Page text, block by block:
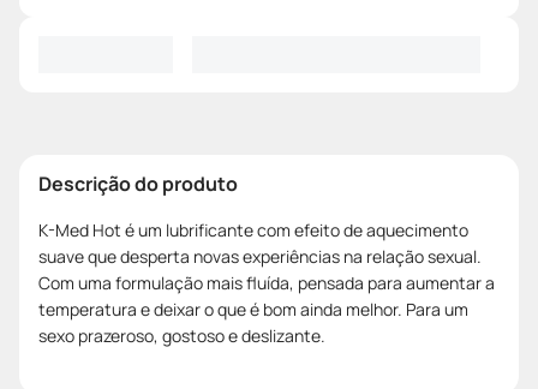
Descrição do produto
K-Med Hot é um lubrificante com efeito de aquecimento
suave que desperta novas experiências na relação sexual.
Com uma formulação mais fluída, pensada para aumentar a
temperatura e deixar o que é bom ainda melhor. Para um
sexo prazeroso, gostoso e deslizante.